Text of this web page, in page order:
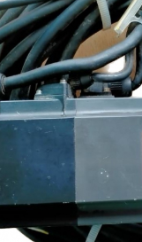
น
รณ์ซ่อมบำรุง
รีเวท สตัด พุก สกรู